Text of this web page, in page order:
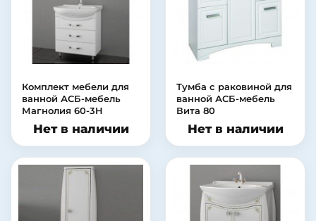
Комплект мебели для
ванной АСБ-мебель
Магнолия 60-3H
Нет в наличии
Тумба с раковиной для
ванной АСБ-мебель
Вита 80
Нет в наличии